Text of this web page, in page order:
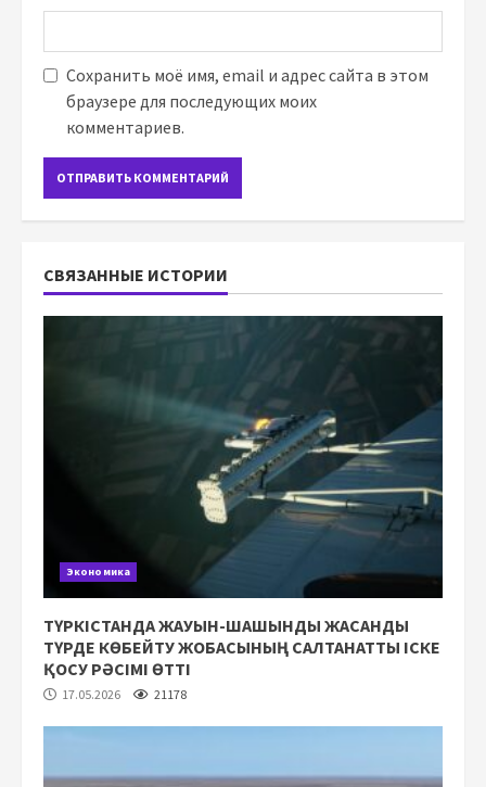
Сохранить моё имя, email и адрес сайта в этом
браузере для последующих моих
комментариев.
СВЯЗАННЫЕ ИСТОРИИ
Экономика
ТҮРКІСТАНДА ЖАУЫН-ШАШЫНДЫ ЖАСАНДЫ
ТҮРДЕ КӨБЕЙТУ ЖОБАСЫНЫҢ САЛТАНАТТЫ ІСКЕ
ҚОСУ РӘСІМІ ӨТТІ
17.05.2026 21178